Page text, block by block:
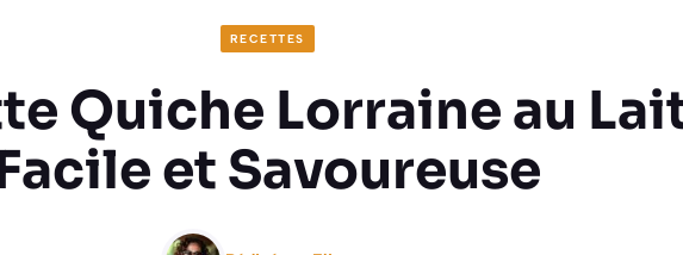
RECETTES
Quiche Lorraine au
et Savoureuse